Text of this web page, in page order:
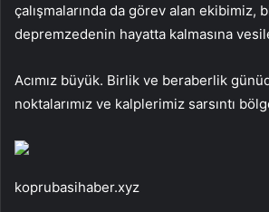
çalışmalarında da görev alan ekibimiz,
depremzedenin hayatta kalmasına
Acımız büyük. Birlik ve beraberlik
noktalarımız ve kalplerimiz sarsıntı
koprubasihaber.xyz